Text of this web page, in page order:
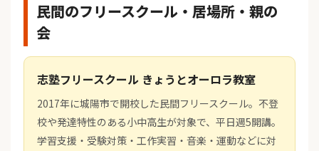
民間のフリースクール・居場所・親の
会
志塾フリースクール きょうとオーロラ教室
2017年に城陽市で開校した民間フリースクール。不登
校や発達特性のある小中高生が対象で、平日週5開講。
学習支援・受験対策・工作実習・音楽・運動などに対